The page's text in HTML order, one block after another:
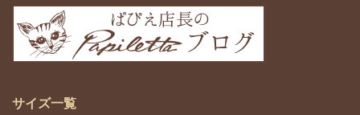
サイズ一覧